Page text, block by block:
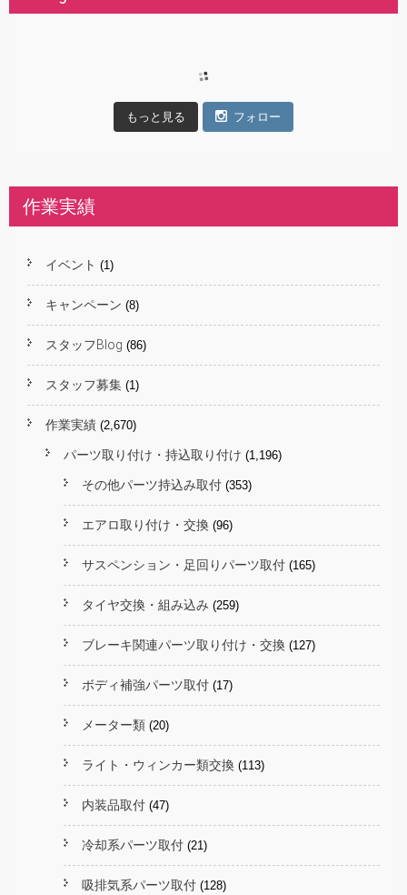
もっと見る フォロー
作業実績
イベント (1)
キャンペーン (8)
スタッフBlog (86)
スタッフ募集 (1)
作業実績 (2,670)
パーツ取り付け・持込取り付け (1,196)
その他パーツ持込み取付 (353)
エアロ取り付け・交換 (96)
サスペンション・足回りパーツ取付 (165)
タイヤ交換・組み込み (259)
ブレーキ関連パーツ取り付け・交換 (127)
ボディ補強パーツ取付 (17)
メーター類 (20)
ライト・ウィンカー類交換 (113)
内装品取付 (47)
冷却系パーツ取付 (21)
吸排気系パーツ取付 (128)